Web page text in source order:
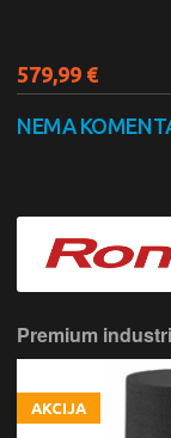
579,99 €
NEMA
Premium
AKCIJA